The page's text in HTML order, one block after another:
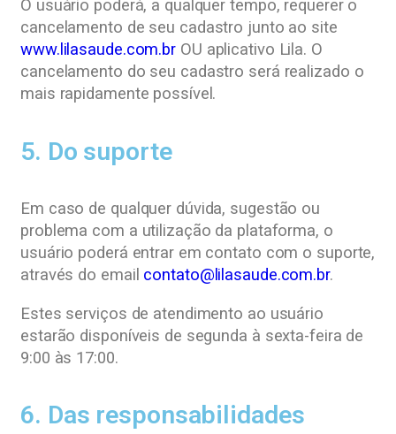
O usuário poderá, a qualquer tempo, requerer o
cancelamento de seu cadastro junto ao site
www.lilasaude.com.br OU aplicativo Lila. O
cancelamento do seu cadastro será realizado o
mais rapidamente possível.
5. Do suporte
Em caso de qualquer dúvida, sugestão ou
problema com a utilização da plataforma, o
usuário poderá entrar em contato com o suporte,
através do email contato@lilasaude.com.br.
Estes serviços de atendimento ao usuário
estarão disponíveis de segunda à sexta-feira de
9:00 às 17:00.
6. Das responsabilidades